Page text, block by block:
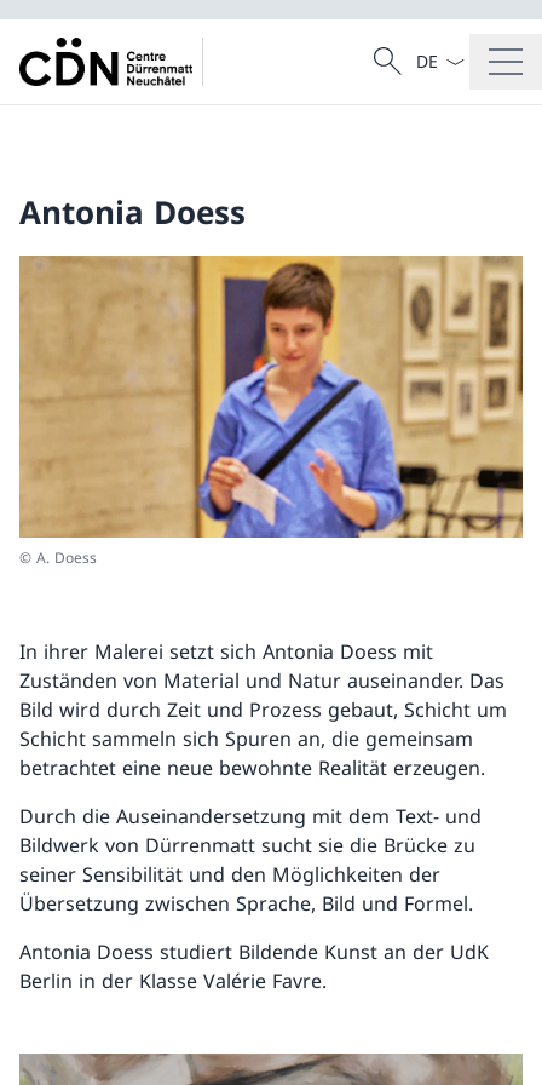
Suche
Suche
Sprach
Antonia Doess
© A. Doess
In ihrer Malerei setzt sich Antonia Doess mit
Zuständen von Material und Natur auseinander. Das
Bild wird durch Zeit und Prozess gebaut, Schicht um
Schicht sammeln sich Spuren an, die gemeinsam
betrachtet eine neue bewohnte Realität erzeugen.
Durch die Auseinandersetzung mit dem Text- und
Bildwerk von Dürrenmatt sucht sie die Brücke zu
seiner Sensibilität und den Möglichkeiten der
Übersetzung zwischen Sprache, Bild und Formel.
Antonia Doess studiert Bildende Kunst an der UdK
Berlin in der Klasse Valérie Favre.